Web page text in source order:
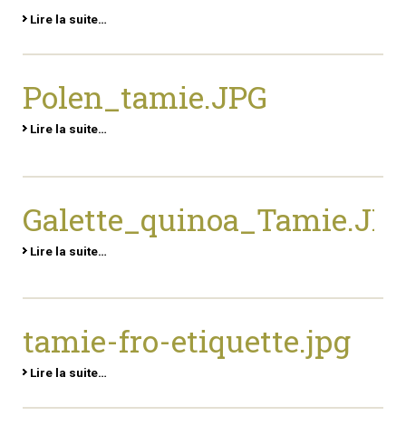
Lire la suite…
Polen_tamie.JPG
Lire la suite…
Lire la suite…
tamie-fro-etiquette.jpg
Lire la suite…